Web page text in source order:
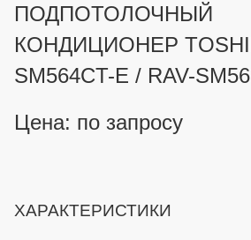
ПОДПОТОЛОЧНЫЙ
КОНДИЦИОНЕР
SM564CT-E / RAV-
Цена: по запросу
ХАРАКТЕРИСТИКИ